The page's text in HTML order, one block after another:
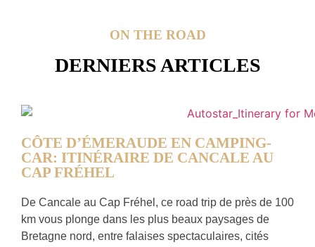
ON THE ROAD
DERNIERS ARTICLES
CÔTE D’ÉMERAUDE EN CAMPING-
CAR: ITINÉRAIRE DE CANCALE AU
CAP FRÉHEL
De Cancale au Cap Fréhel, ce road trip de près de 100
km vous plonge dans les plus beaux paysages de
Bretagne nord, entre falaises spectaculaires, cités